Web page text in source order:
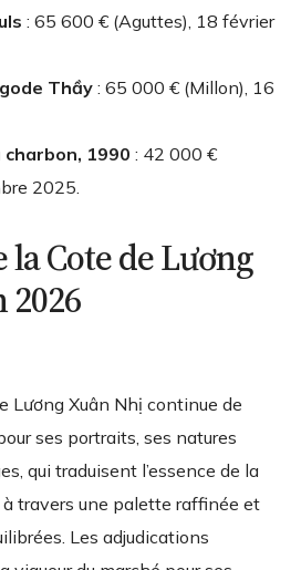
: 65 600 € (Aguttes), 18 février
Thầy : 65 000 € (Millon), 16
charbon, 1990 : 42 000 €
2025.
Cote de Lương
2026
Lương Xuân Nhị continue de
ses portraits, ses natures
qui traduisent l’essence de la
travers une palette raffinée et
Les adjudications